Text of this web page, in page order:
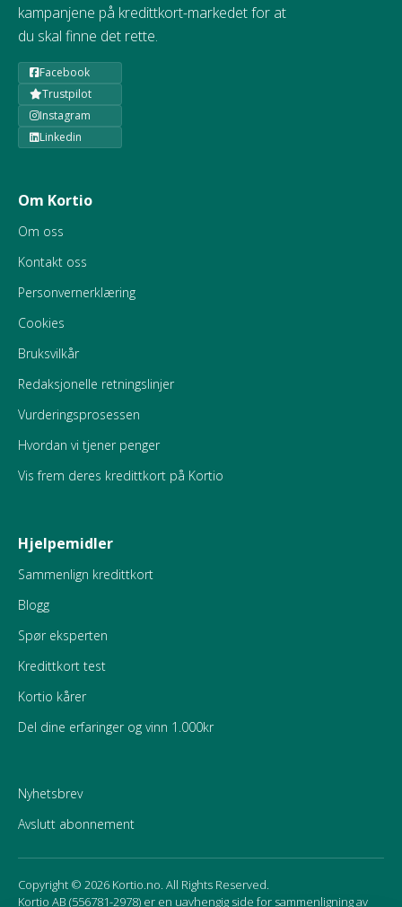
kampanjene på kredittkort-markedet for at
du skal finne det rette.
Facebook
Trustpilot
Instagram
Linkedin
Om Kortio
Om oss
Kontakt oss
Personvernerklæring
Cookies
Bruksvilkår
Redaksjonelle retningslinjer
Vurderingsprosessen
Hvordan vi tjener penger
Vis frem deres kredittkort på Kortio
Hjelpemidler
Sammenlign kredittkort
Blogg
Spør eksperten
Kredittkort test
Kortio kårer
Del dine erfaringer og vinn 1.000kr
Nyhetsbrev
Avslutt abonnement
Copyright © 2026 Kortio.no. All Rights Reserved.
Kortio AB (556781-2978) er en uavhengig side for sammenligning av